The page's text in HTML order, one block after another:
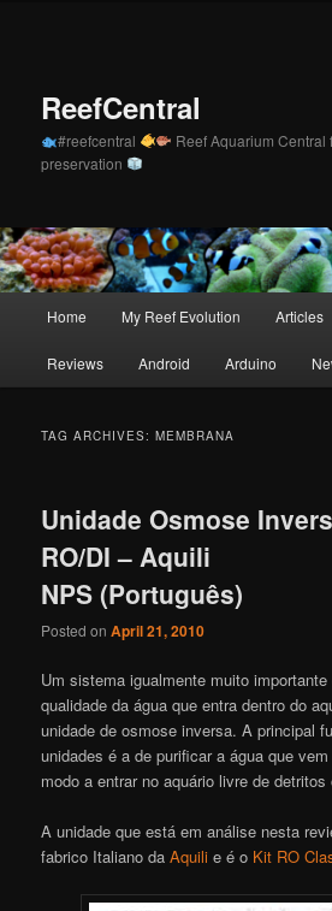
ReefCentral
#reefcentral Reef Aquarium Central
preservation
Home My Reef Evolution Articles
Reviews Android Arduino
TAG ARCHIVES:MEMBRANA
Unidade Osmose
RO/DI – Aquili
NPS (Português)
Posted onApril 21, 2010
Um sistema igualmente muito
qualidade da água que entra dentro do
unidade de osmose inversa. A principal
unidades é a de purificar a água que
modo a entrar no aquário livre de
A unidade que está em análise nesta
fabrico Italiano daAquili e é o Kit RO